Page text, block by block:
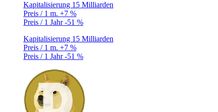
Kapitalisierung 15 Milliarden
Preis / 1 m. +7 %
Preis / 1 Jahr-51 %
Kapitalisierung 15 Milliarden
Preis / 1 m. +7 %
Preis / 1 Jahr-51 %